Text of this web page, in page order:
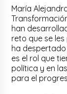
María
han
reto que se
ha
es el rol que
política y en
para el